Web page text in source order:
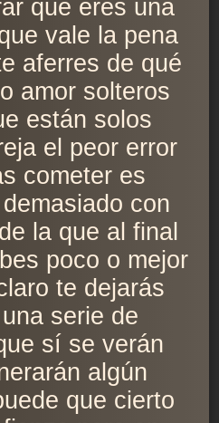
que eres una
vale la pena
aferres de qué
amor solteros
están solos
el peor error
cometer es
con
la que al final
poco o mejor
te dejarás
una serie de
sí se verán
algún
que cierto